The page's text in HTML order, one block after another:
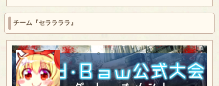
チーム『セララララ』